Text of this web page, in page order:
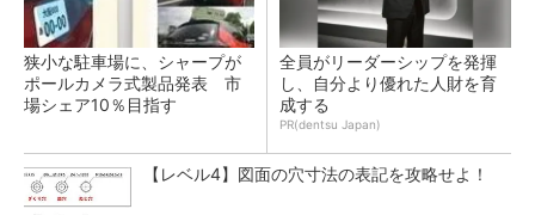
狭小な駐車場に、シャープが
ポールカメラ式製品発表 市
場シェア10％目指す
全員がリーダーシップを発揮
し、自分より優れた人財を育
成する
PR(dentsu Japan)
【レベル4】図面の穴寸法の表記を攻略せよ！